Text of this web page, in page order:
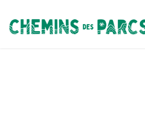
Chemins des Parcs